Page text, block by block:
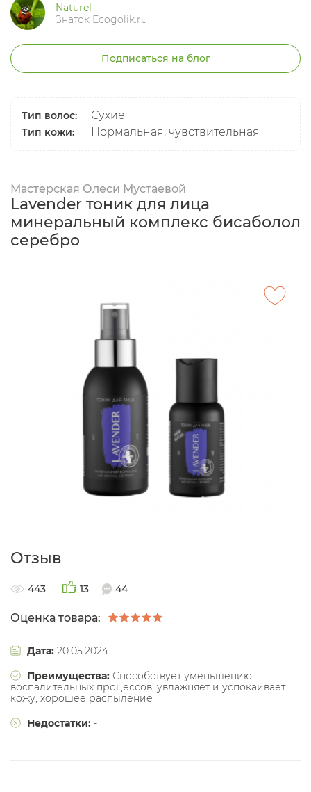
Naturel
Знаток Ecogolik.ru
Подписаться на блог
Тип волос: Сухие
Тип кожи: Нормальная, чувствительная
Мастерская Олеси Мустаевой
Lavender тоник для лица
минеральный комплекс бисаболол
серебро
Отзыв
Оценка товара:
443 13 44
Дата: 20.05.2024
Преимущества: Способствует уменьшению
воспалительных процессов, увлажняет и успокаивает
кожу, хорошее распыление
Недостатки: -